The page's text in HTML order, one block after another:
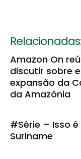
Amazon On
discutir sobre
expansão da
da Amazônia
#Série – Isso
Suriname